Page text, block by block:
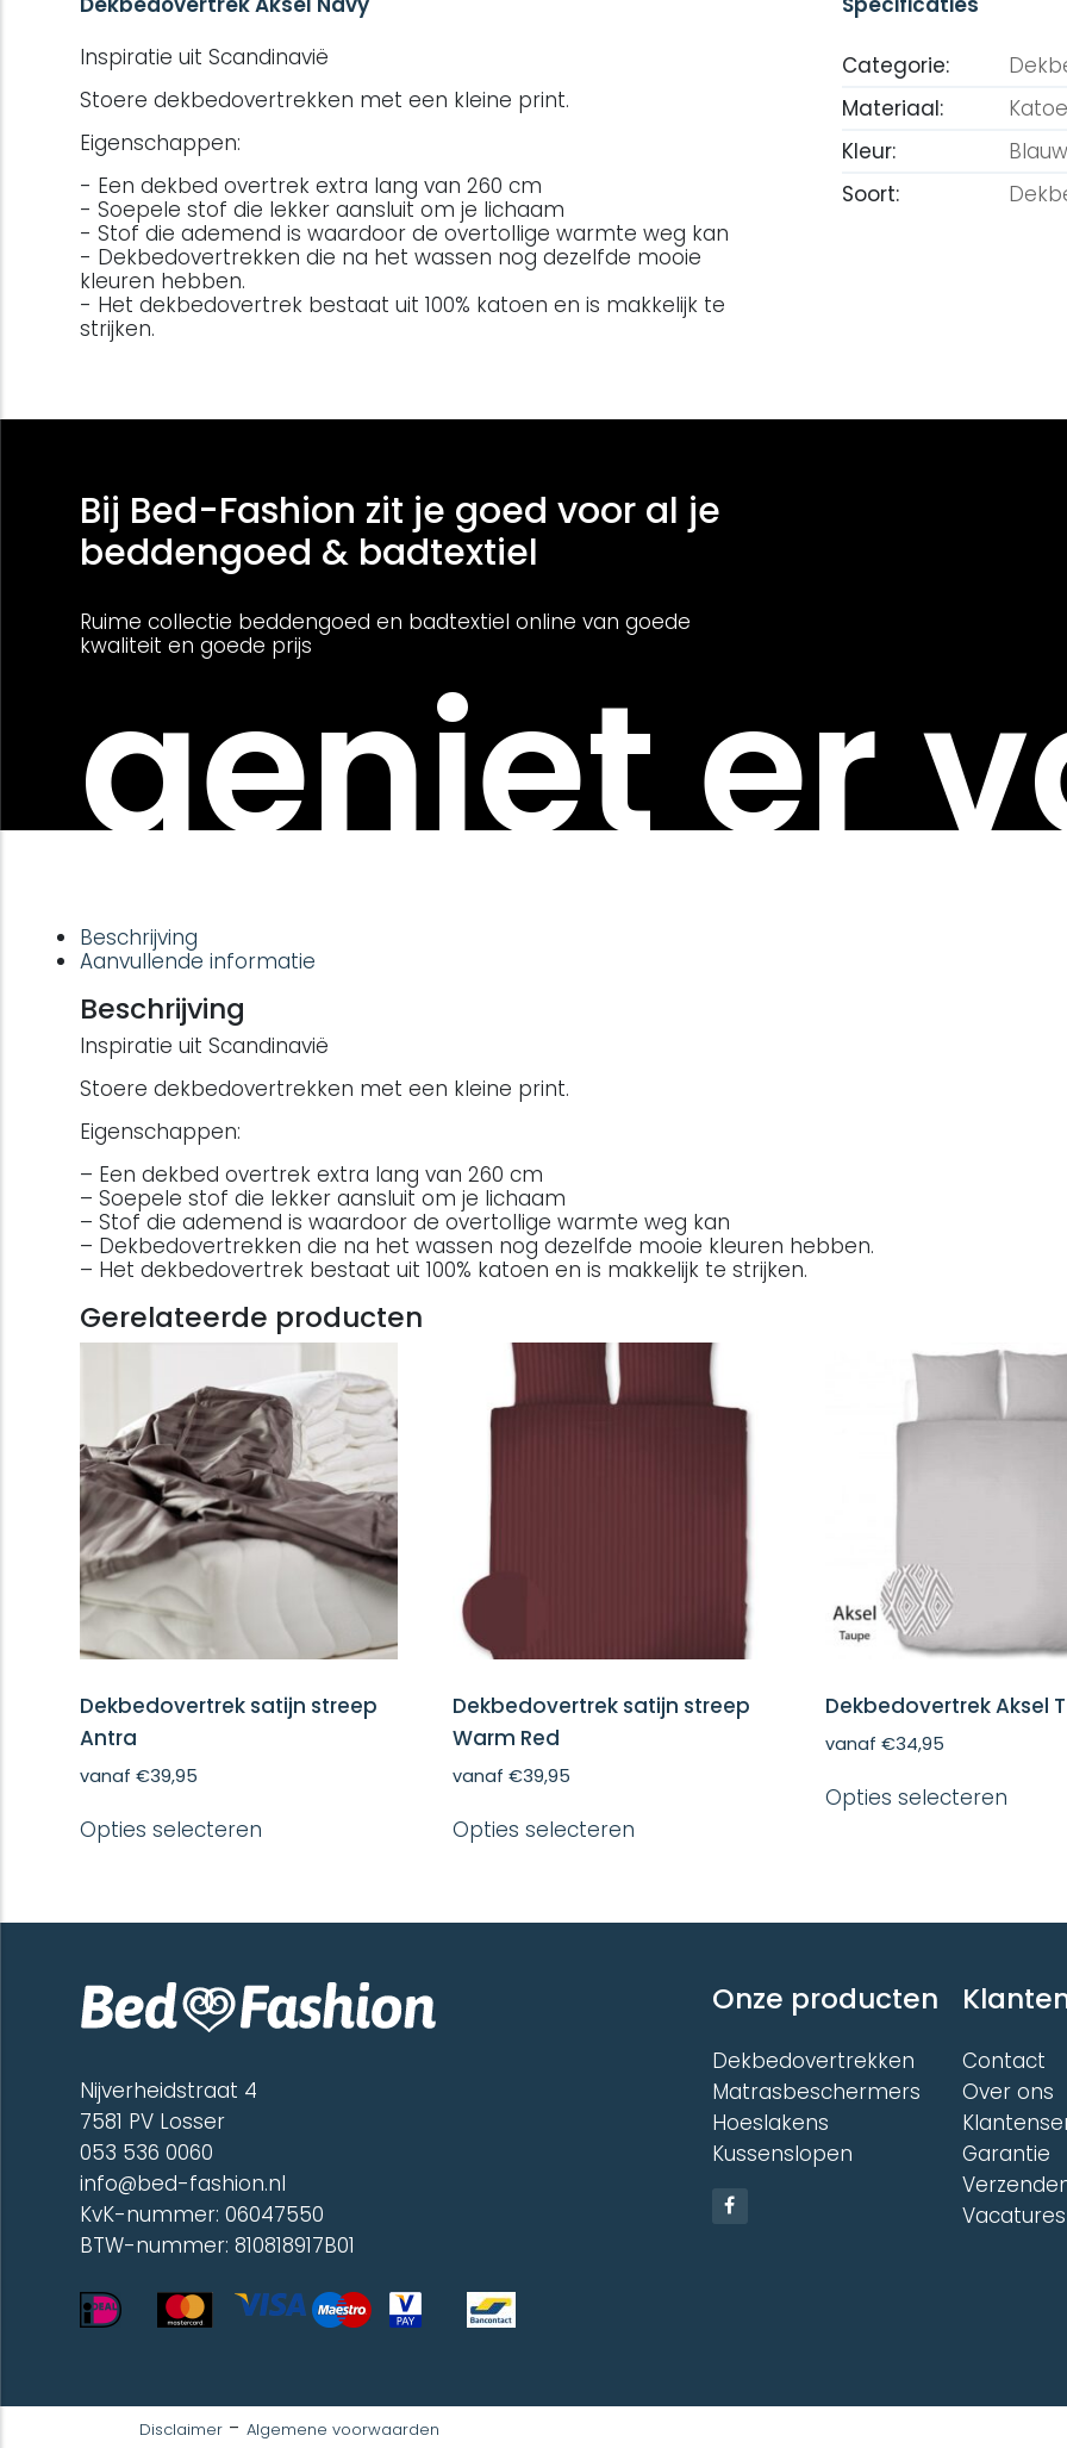
Inspiratie uit Scandinavië
Stoere dekbedovertrekken met een kleine print.
Eigenschappen:
- Een dekbed overtrek extra lang van 260 cm
- Soepele stof die lekker aansluit om je lichaam
- Stof die ademend is waardoor de overtollige warmte weg kan
- Dekbedovertrekken die na het wassen nog dezelfde mooie
kleuren hebben.
- Het dekbedovertrek bestaat uit 100% katoen en is makkelijk te
strijken.
Categorie:
Materiaal:
Kleur:
Blauw
Soort:
Bij Bed-Fashion zit je goed voor al je
beddengoed & badtextiel
Ruime collectie beddengoed en badtextiel online van goede
kwaliteit en goede prijs
geniet er
Beschrijving
Aanvullende informatie
Beschrijving
Inspiratie uit Scandinavië
Stoere dekbedovertrekken met een kleine print.
Eigenschappen:
– Een dekbed overtrek extra lang van 260 cm
– Soepele stof die lekker aansluit om je lichaam
– Stof die ademend is waardoor de overtollige warmte weg kan
– Dekbedovertrekken die na het wassen nog dezelfde mooie kleuren hebben.
– Het dekbedovertrek bestaat uit 100% katoen en is makkelijk te strijken.
Gerelateerde producten
Dekbedovertrek satijn streep
Antra
vanaf€39,95
Opties selecteren
Deze
gekozen
worden
Dekbedovertrek satijn streep
Warm Red
vanaf €39,95
Opties selecterenproduct
Deze
gekozen
productpagina
Dekbedovertrek Aksel
vanaf €34,95
Opties selecteren
optie
op
Nijverheidstraat 4
7581 PV Losser
053 536 0060
info@bed-fashion.nl
KvK-nummer: 06047550
BTW-nummer: 810818917B01
Onze producten
Dekbedovertrekken
Matrasbeschermers
Hoeslakens
Kussenslopen
Contact
Over ons
Garantie
Vacatures
Disclaimer - Algemene voorwaarden